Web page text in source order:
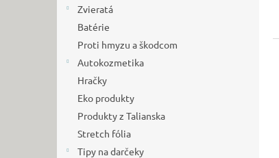
Zvieratá
Batérie
Proti hmyzu a škodcom
Autokozmetika
Hračky
Eko produkty
Produkty z Talianska
Stretch fólia
Tipy na darčeky